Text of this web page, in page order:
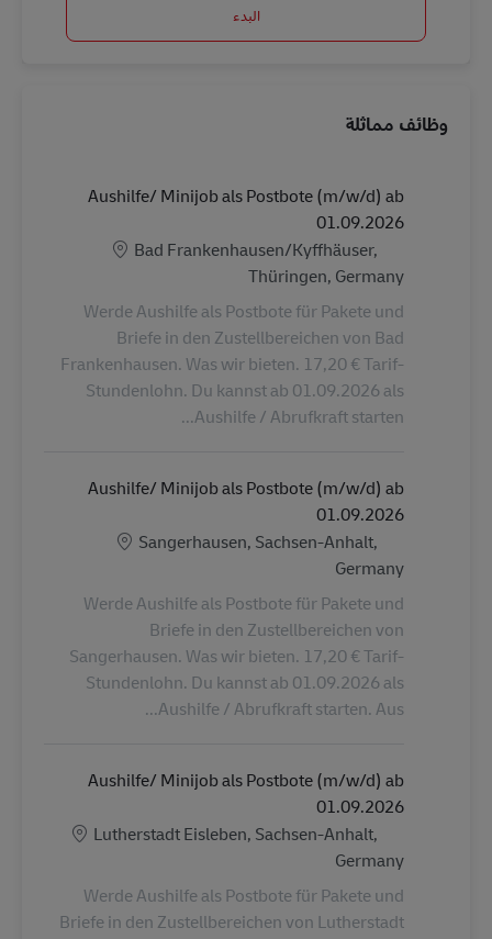
البدء
وظائف مماثلة
Aushilfe/ Minijob als Postbote (m/w/d) ab
01.09.2026
الموقع
Bad Frankenhausen/Kyffhäuser,
Thüringen, Germany
Werde Aushilfe als Postbote für Pakete und
Briefe in den Zustellbereichen von Bad
Frankenhausen. Was wir bieten. 17,20 € Tarif-
Stundenlohn. Du kannst ab 01.09.2026 als
Aushilfe / Abrufkraft starten...
Aushilfe/ Minijob als Postbote (m/w/d) ab
01.09.2026
الموقع
Sangerhausen, Sachsen-Anhalt,
Germany
Werde Aushilfe als Postbote für Pakete und
Briefe in den Zustellbereichen von
Sangerhausen. Was wir bieten. 17,20 € Tarif-
Stundenlohn. Du kannst ab 01.09.2026 als
Aushilfe / Abrufkraft starten. Aus...
Aushilfe/ Minijob als Postbote (m/w/d) ab
01.09.2026
الموقع
Lutherstadt Eisleben, Sachsen-Anhalt,
Germany
Werde Aushilfe als Postbote für Pakete und
Briefe in den Zustellbereichen von Lutherstadt